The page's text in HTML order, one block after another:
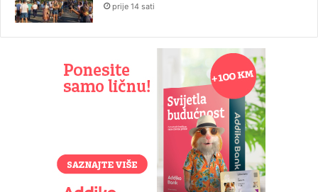
prije 14 sati